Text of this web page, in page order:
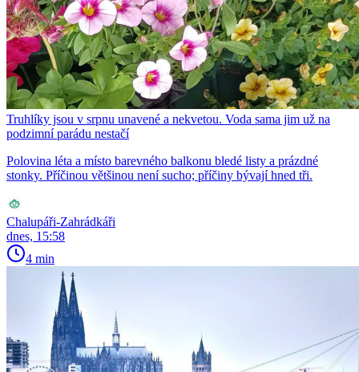
Truhlíky jsou v srpnu unavené a nekvetou. Voda sama jim už na
podzimní parádu nestačí
Polovina léta a místo barevného balkonu bledé listy a prázdné
stonky. Příčinou většinou není sucho; příčiny bývají hned tři.
Chalupáři-Zahrádkáři
dnes, 15:58
4 min